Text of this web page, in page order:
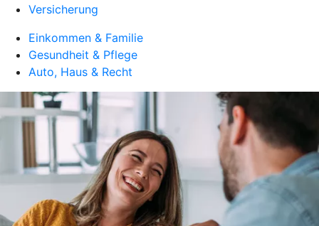
Versicherung
Einkommen & Familie
Gesundheit & Pflege
Auto, Haus & Recht